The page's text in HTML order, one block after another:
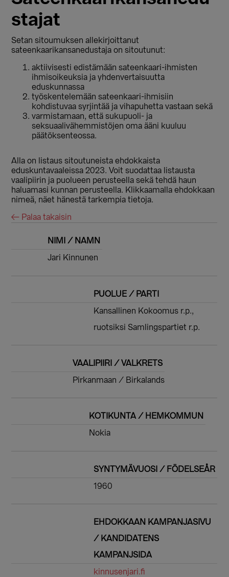
stajat
Setan sitoumuksen allekirjoittanut
sateenkaarikansanedustaja on sitoutunut:
aktiivisesti edistämään sateenkaari-ihmisten
ihmisoikeuksia ja yhdenvertaisuutta
eduskunnassa
työskentelemään sateenkaari-ihmisiin
kohdistuvaa syrjintää ja vihapuhetta vastaan sekä
varmistamaan, että sukupuoli- ja
seksuaalivähemmistöjen oma ääni kuuluu
päätöksenteossa.
Alla on listaus sitoutuneista ehdokkaista
eduskuntavaaleissa 2023. Voit suodattaa listausta
vaalipiirin ja puolueen perusteella sekä tehdä haun
haluamasi kunnan perusteella. Klikkaamalla ehdokkaan
nimeä, näet hänestä tarkempia tietoja.
← Palaa takaisin
NIMI / NAMN
Jari Kinnunen
PUOLUE / PARTI
Kansallinen Kokoomus r.p.,
ruotsiksi Samlingspartiet r.p.
VAALIPIIRI / VALKRETS
Pirkanmaan / Birkalands
KOTIKUNTA / HEMKOMMUN
Nokia
SYNTYMÄVUOSI / FÖDELSEÅR
1960
EHDOKKAAN KAMPANJASIVU
/ KANDIDATENS
KAMPANJSIDA
kinnusenjari.fi